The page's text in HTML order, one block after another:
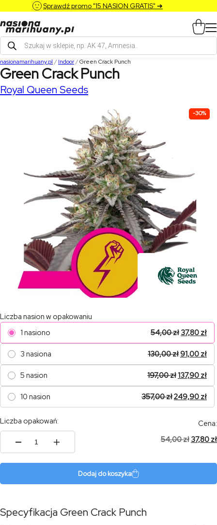
Sprawdź promo "15 NASION GRATIS" ➔
Wyszukiwarka
produktów
nasionamarihuany.pl / Indoor/Green Crack Punch
Green Crack Punch
Royal Queen Seeds
-30%
Liczba nasion w opakowaniu
1 nasiono
54,00zł 37,80 zł
3 nasiona 130,00zł91,00 zł
5 nasion 197,00zł137,90 zł
10 nasion 357,00zł249,90 zł
Liczba opakowań:
ilość
Cena:
54,00zł 37,80 zł
Dodaj do koszyka
Specyfikacja Green Crack Punch